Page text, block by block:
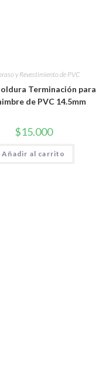
y Revestimiento de PVC
Terminación para
de PVC 14.5mm
$15.000
Añadir al carrito